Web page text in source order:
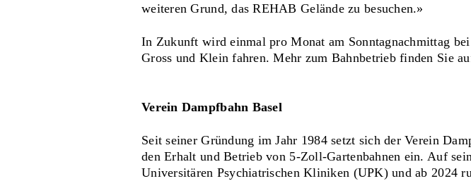
weiteren Grund, das REHAB Gelände zu besuchen.»
In Zukunft wird einmal pro Monat am Sonntagnachmittag
Gross und Klein fahren. Mehr zum Bahnbetrieb finden Sie
Verein Dampfbahn Basel
Seit seiner Gründung im Jahr 1984 setzt sich der Verein
den Erhalt und Betrieb von 5-Zoll-Gartenbahnen ein. Auf
Universitären Psychiatrischen Kliniken (UPK) und ab 2024